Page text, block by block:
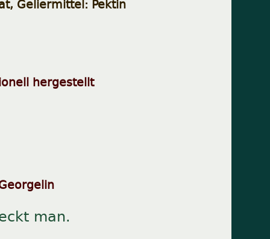
Geliermittel: Pektin
hergestellt
man.